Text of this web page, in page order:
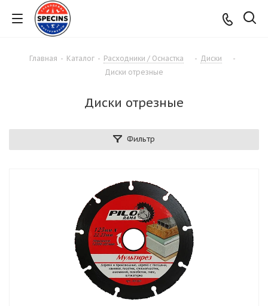
Главная - Каталог - Расходники / Оснастка - Диски
-
Диски отрезные
Диски отрезные
Фильтр